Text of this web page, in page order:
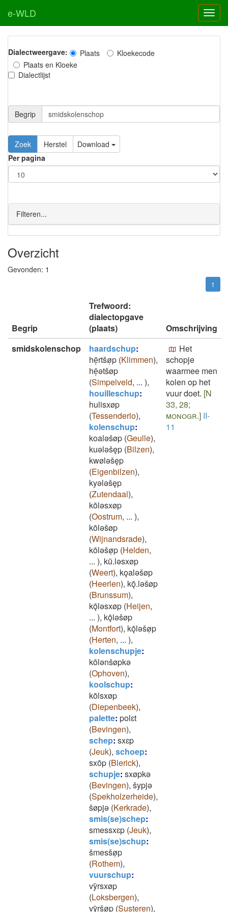
e-WLD
Dialectweergave: Plaats
Kloekecode
Plaats en Kloeke
Dialectlijst
Begrip
Zoek Herstel
Download
Per pagina
Filteren...
Overzicht
Gevonden: 1
1
Begrip
Trefwoord:
dialectopgave
(plaats)
Omschrijving
smidskolenschop
haardschup:
hē̜rtšø̜p (Klimmen),
hē̜ǝtšøp
(Simpelveld, ... ),
houilleschup:
hulisxøp
(Tessenderlo),
kolenschup:
koalǝšøp (Geulle),
kuǝlǝšęp (Bilzen),
kwølǝšęp
(Eigenbilzen),
kyǝlǝšęp
(Zutendaal),
kōlǝsxøp
(Oostrum, ... ),
kōlǝšøp
(Wijnandsrade),
kōlǝšø̜p (Helden,
... ), kū.lǝsxøp
(Weert), kǫalǝšøp
(Heerlen), kǭ.lǝšøp
(Brunssum),
kǭlǝsxøp (Heijen,
... ), kǭlǝšøp
(Montfort), kǭlǝšø̜p
(Herten, ... ),
kolenschupje:
kōlǝnšøpkǝ
(Ophoven),
koolschup:
kōlsxøp
(Diepenbeek),
palette: polɛt
(Bevingen),
schep: sxɛp
(Jeuk), schoep:
sxōp (Blerick),
schupje: sxøpkǝ
(Bevingen), šypjǝ
(Spekholzerheide),
šøpjǝ (Kerkrade),
smis(se)schep:
smessxɛp (Jeuk),
smis(se)schup:
šmesšø̜p
(Rothem),
vuurschup:
vȳrsxøp
(Loksbergen),
vȳršø̜p (Susteren),
Het
schopje
waarmee men
kolen op het
vuur doet. [N
33, 28;
monogr.] II-
11